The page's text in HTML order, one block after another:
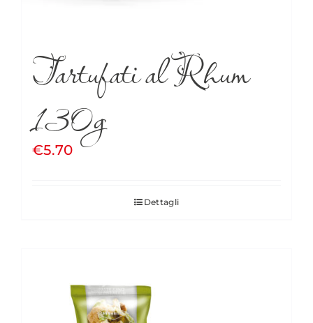
Tartufati al Rhum
130g
€5.70
Dettagli